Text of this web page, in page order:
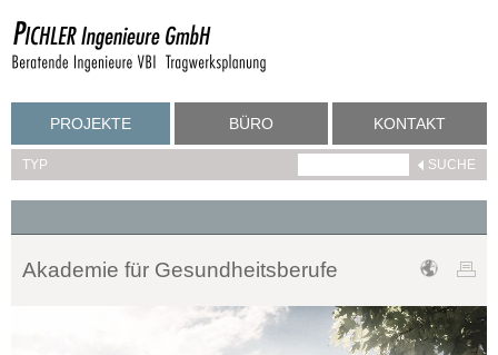
PROJEKTE BÜRO KONTAKT
TYP
Akademie für Gesundheitsberufe